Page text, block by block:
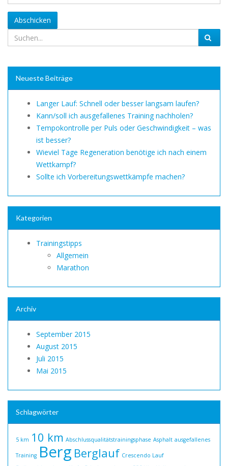
Abschicken
Neueste Beiträge
Langer Lauf: Schnell oder besser langsam laufen?
Kann/soll ich ausgefallenes Training nachholen?
Tempokontrolle per Puls oder Geschwindigkeit – was
ist besser?
Wieviel Tage Regeneration benötige ich nach einem
Wettkampf?
Sollte ich Vorbereitungswettkämpfe machen?
Kategorien
Trainingstipps
Allgemein
Marathon
Archiv
September 2015
August 2015
Juli 2015
Mai 2015
Schlagwörter
5 km 10 km Abschlussqualitätstrainingsphase Asphalt ausgefallenes
Training Berg Berglauf Crescendo Lauf